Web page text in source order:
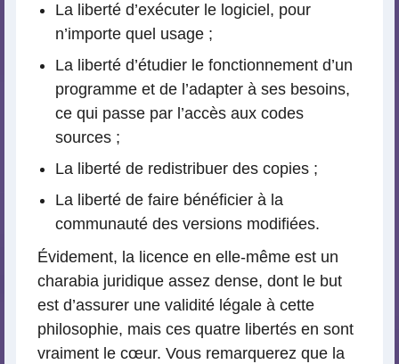
La liberté d’exécuter le logiciel, pour
n’importe quel usage ;
La liberté d’étudier le fonctionnement d’un
programme et de l’adapter à ses besoins,
ce qui passe par l’accès aux codes
sources ;
La liberté de redistribuer des copies ;
La liberté de faire bénéficier à la
communauté des versions modifiées.
Évidement, la licence en elle-même est un
charabia juridique assez dense, dont le but
est d’assurer une validité légale à cette
philosophie, mais ces quatre libertés en sont
vraiment le cœur. Vous remarquerez que la